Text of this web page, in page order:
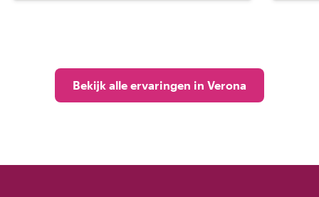
Bekijk alle ervaringen in Verona